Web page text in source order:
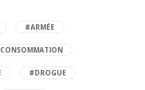
#ARMÉE
#DROGUE